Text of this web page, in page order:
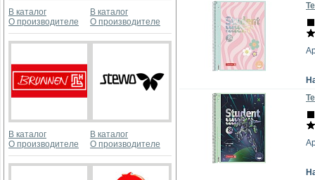
В каталог
О производителе
В каталог
О производителе
В каталог
О производителе
В каталог
О производителе